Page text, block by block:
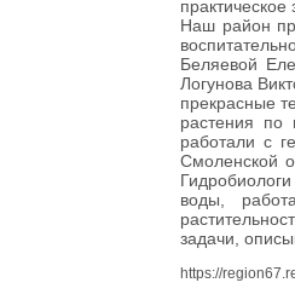
практическое
Наш район
Беляевой
Логунова
прекрасные
растения по
работали с
Смоленской
воды,
задачи,
https://